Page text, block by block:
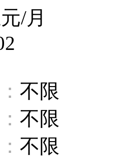
/月
不限
不限
不限